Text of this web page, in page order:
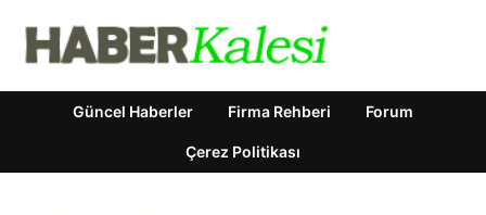
Güncel Haberler Firma Rehberi Forum
Çerez Politikası